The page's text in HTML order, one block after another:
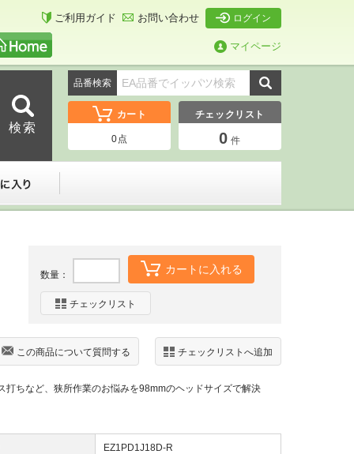
ご利用ガイド お問い合わせ ログイン
マイページ
品番検索
カート
0点
チェックリスト
0 件
数量： カートに入れる
チェックリスト
チェックリストへ追加
この商品について質問する
ちなど、狭所作業のお悩みを98mmのヘッドサイズで解決
EZ1PD1J18D-R